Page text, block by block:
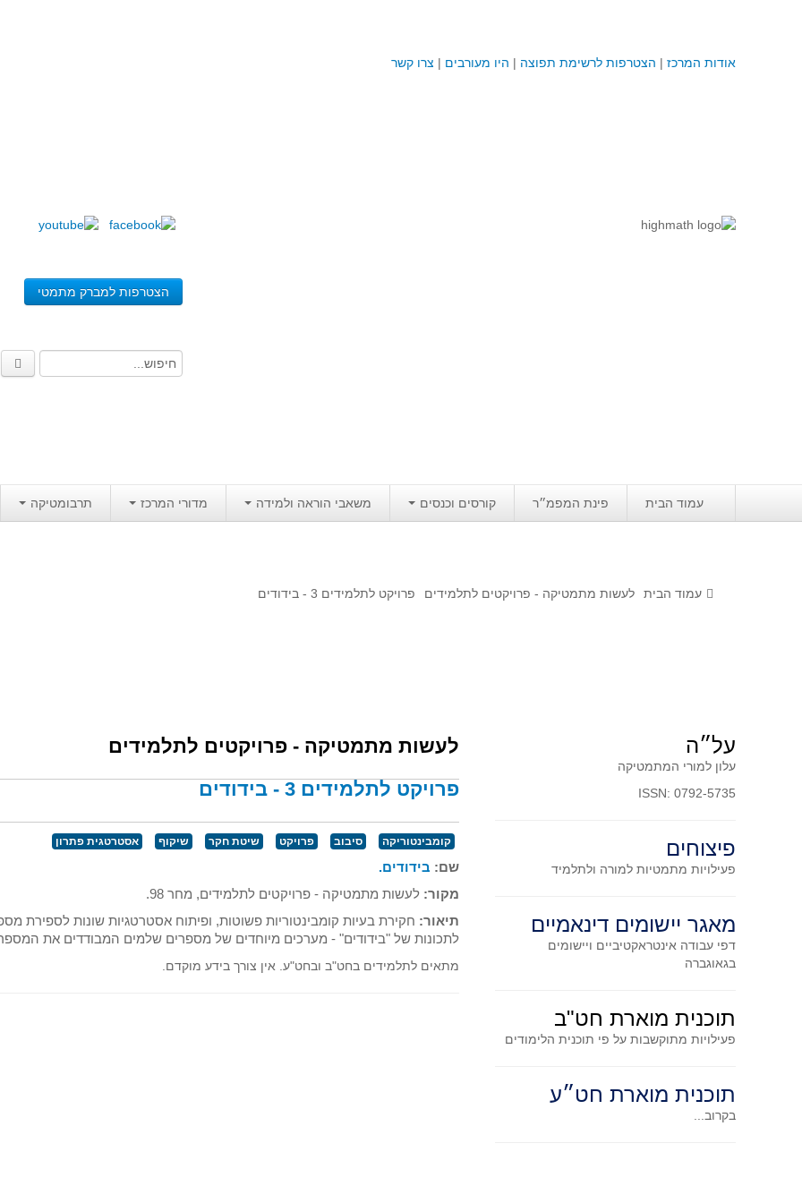
אודות המרכז | הצטרפות לרשימת תפוצה | היו מעורבים | צרו קשר
הצטרפות למברק מתמטי
עמוד הבית פינת המפמ״ר קורסים וכנסים משאבי הוראה ולמידה מדורי המרכז תרבומטיקה
עמוד הבית לעשות מתמטיקה - פרויקטים לתלמידים פרויקט לתלמידים 3 - בידודים
לעשות מתמטיקה - פרויקטים לתלמידים
פרויקט לתלמידים 3 - בידודים
קומבינטוריקה סיבוב פרויקט שיטת חקר שיקוף אסטרטגית פתרון
שם: בידודים.
מקור: לעשות מתמטיקה - פרויקטים לתלמידים, מחר 98.
תיאור: חקירת בעיות קומבינטוריות פשוטות, ופיתוח אסטרטגיות שונות לספירת
לתכונות של "בידודים" - מערכים מיוחדים של מספרים שלמים המבודדים את
מתאים לתלמידים בחט"ב ובחט"ע. אין צורך בידע מוקדם.
על״ה
עלון למורי המתמטיקה
ISSN: 0792-5735
פיצוחים
פעילויות מתמטיות למורה ולתלמיד
מאגר יישומים דינאמיים
דפי עבודה אינטראקטיביים ויישומים
בגאוגברה
תוכנית מוארת חט"ב
פעילויות מתוקשבות על פי תוכנית הלימודים
תוכנית מוארת חט״ע
בקרוב...